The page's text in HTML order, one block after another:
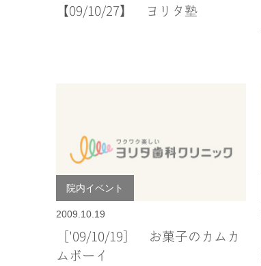
【09/10/27】 ヨリタ塾
院内イベント
2009.10.19
［'09/10/19］ お菓子のカムカ
ムボーイ